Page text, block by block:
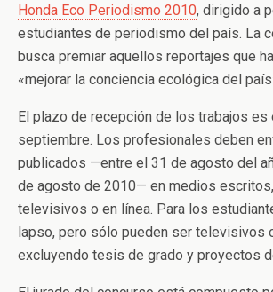
Honda Eco Periodismo 2010, dirigido a
estudiantes de periodismo del país. La
busca premiar aquellos reportajes que
«mejorar la conciencia ecológica del
El plazo de recepción de los trabajos es
septiembre. Los profesionales deben
publicados —entre el 31 de agosto del
de agosto de 2010— en medios
televisivos o en línea. Para los
lapso, pero sólo pueden ser televisivos
excluyendo tesis de grado y proyectos